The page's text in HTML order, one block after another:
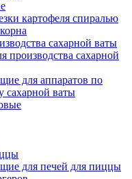
картофеля спиралью
сахарной ваты
производства сахарной
для аппаратов по
сахарной ваты
для печей для пиццы